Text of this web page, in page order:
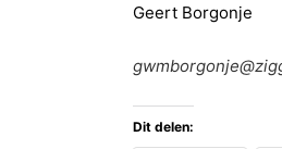
Geert Borgonje
Dit delen: